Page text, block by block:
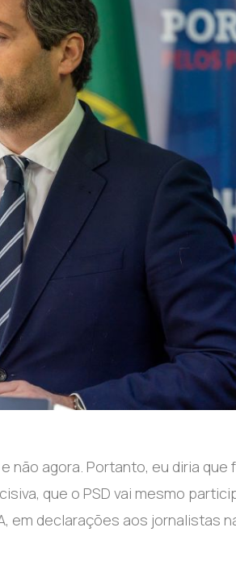
agora. Portanto, eu diria que
que o PSD vai mesmo
em declarações aos jornalistas